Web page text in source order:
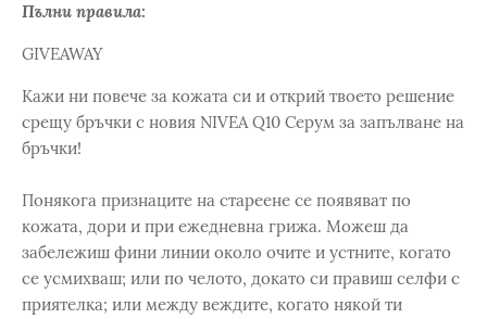
Пълни правила:
GIVEAWAY
Кажи ни повече за кожата си и открий твоето решение
срещу бръчки с новия NIVEA Q10 Серум за запълване на
бръчки!
Понякога признаците на стареене се появяват по
кожата, дори и при ежедневна грижа. Можеш да
забележиш фини линии около очите и устните, когато
се усмихваш; или по челото, докато си правиш селфи с
приятелка; или между веждите, когато някой ти